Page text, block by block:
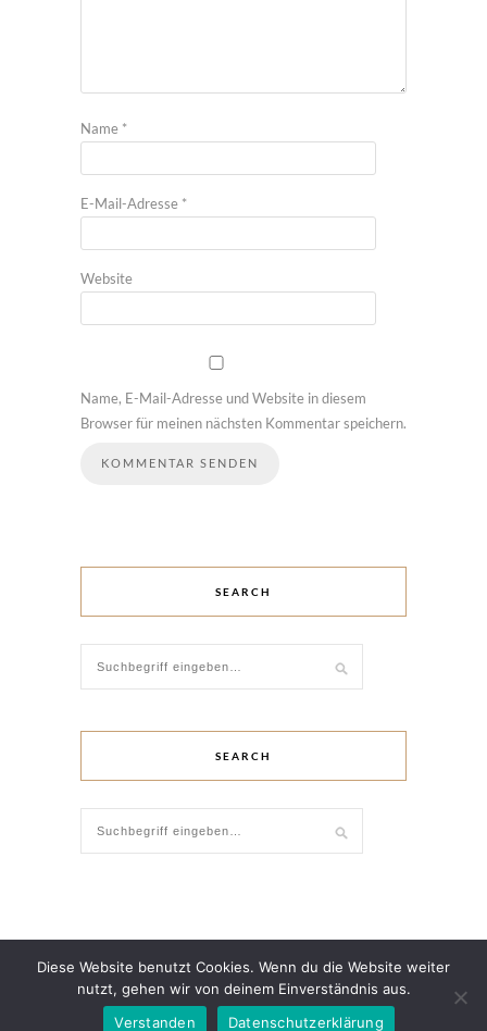
Name *
E-Mail-Adresse *
Website
Name, E-Mail-Adresse und Website in diesem
Browser für meinen nächsten Kommentar speichern.
SEARCH
SEARCH
© 2018 - All Rights Reserved.
Diese Website benutzt Cookies. Wenn du die Website weiter
nutzt, gehen wir von deinem Einverständnis aus.
Verstanden
Datenschutzerklärung